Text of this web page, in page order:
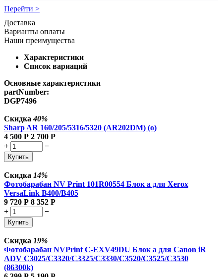
Перейти >
Доставка
Варианты оплаты
Наши преимущества
Характеристики
Список вариаций
Основные характеристики
partNumber:
DGP7496
Скидка40%
Sharp AR 160/205/5316/5320 (AR202DM) (о)
4 500 Р 2 700 Р
+
−
Купить
Скидка 14%
Фотобарабан NV Print 101R00554 Блок а для Xerox
VersaLink B400/B405
9 720 Р 8 352 Р
+
−
Купить
Скидка 19%
Фотобарабан NVPrint C-EXV49DU Блок а для Canon iR
ADV C3025/C3320/C3325/C3330/C3520/C3525/C3530
(86300k)